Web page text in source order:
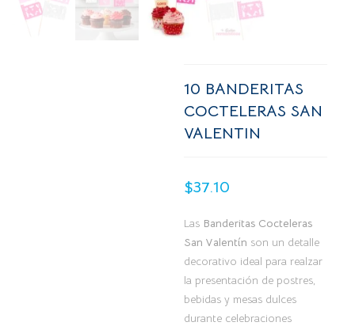
10 BANDERITAS
COCTELERAS SAN
VALENTIN
$37.10
Las Banderitas Cocteleras
San Valentín son un detalle
decorativo ideal para realzar
la presentación de postres,
bebidas y mesas dulces
durante celebraciones